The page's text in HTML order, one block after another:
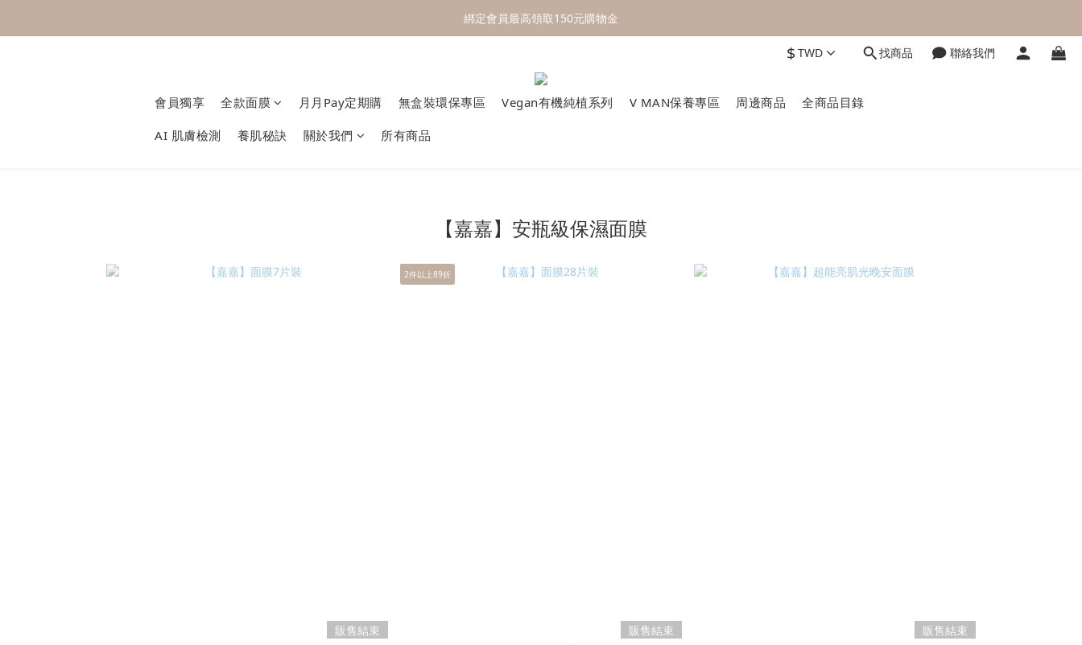
One Day One Masking  極簡保養｜極致呵護
綁定會員最高領取150元購物金
$TWD 找商品 聯絡我們
會員獨享 全款面膜 月月Pay定期購 無盒裝環保專區 Vegan有機純植系列 V MAN保養專區 周邊商品 全商品目錄
AI 肌膚檢測 養肌秘訣 關於我們 所有商品
【嘉嘉】安瓶級保濕面膜
販售結束
2件以上89折
販售結束
販售結束